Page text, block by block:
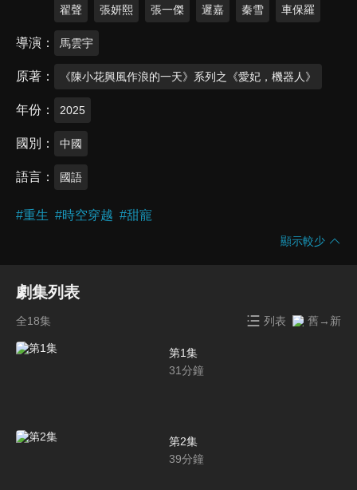
翟聲 張妍熙 張一傑 遲嘉 秦雪 車保羅
導演 馬雲宇
原著 《陳小花興風作浪的一天》系列之《愛妃，機器人》
年份 2025
國別 中國
語言 國語
#重生 #時空穿越 #甜寵
顯示較少
劇集列表
全18集 列表 舊→新
第1集
31分鐘
第2集
39分鐘